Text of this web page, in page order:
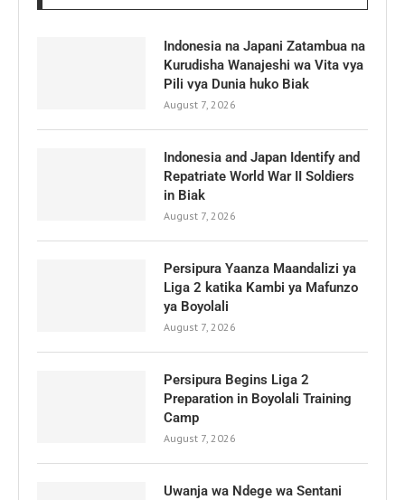
Indonesia na Japani Zatambua na
Kurudisha Wanajeshi wa Vita vya
Pili vya Dunia huko Biak
August 7, 2026
Indonesia and Japan Identify and
Repatriate World War II Soldiers
in Biak
August 7, 2026
Persipura Yaanza Maandalizi ya
Liga 2 katika Kambi ya Mafunzo
ya Boyolali
August 7, 2026
Persipura Begins Liga 2
Preparation in Boyolali Training
Camp
August 7, 2026
Uwanja wa Ndege wa Sentani